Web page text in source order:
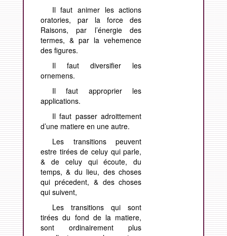
Il faut animer les actions
oratories, par la force des
Raisons, par l’énergie des
termes, & par la vehemence
des figures.
Il faut diversifier les
ornemens.
Il faut approprier les
applications.
Il faut passer adroittement
d’une matiere en une autre.
Les transitions peuvent
estre tirées de celuy qui parle,
& de celuy qui écoute, du
temps, & du lieu, des choses
qui précedent, & des choses
qui suivent,
Les transitions qui sont
tirées du fond de la matiere,
sont ordinairement plus